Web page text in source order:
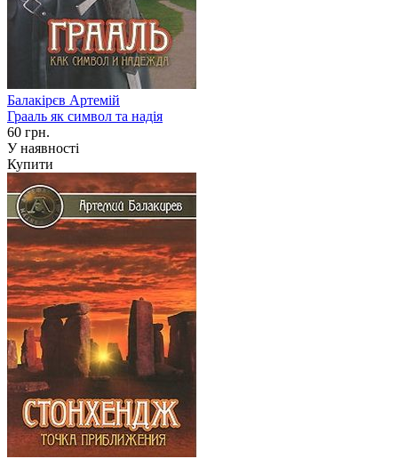
Балакірєв Артемій
Грааль як символ та надія
60 грн.
У наявності
Купити